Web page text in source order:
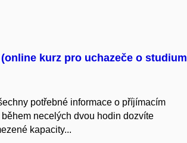
kurz pro uchazeče o studium
potřebné informace o příjímacím
necelých dvou hodin dozvíte
kapacity...